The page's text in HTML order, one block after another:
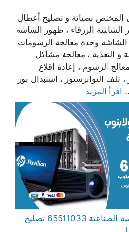
المختص بصيانة و تصليح أعطال
الشاشة الزرقاء ، ظهور الشاشة
وحدة معالجة الرسومات
التغذية ، معالجة مشاكل
الرسوم ، إعادة اقلاع
التوانزستور ، استبدال بور
اقرأ المزيد
مهندس كمبيوتر العارضية الصناعية 65511033 تصليح